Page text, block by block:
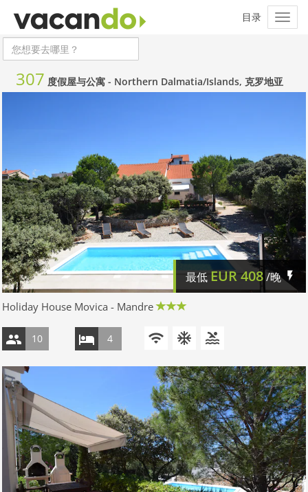
307 度假屋与公寓 - Northern Dalmatia/Islands, 克罗地亚
最低EUR408/晚
Holiday House Movica - Mandre
10 4